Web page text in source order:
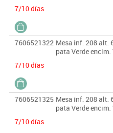
7/10 días
7606521322 Mesa inf. 208 alt.
pata Verde encim.
7/10 días
7606521325 Mesa inf. 208 alt.
pata Verde encim.
7/10 días